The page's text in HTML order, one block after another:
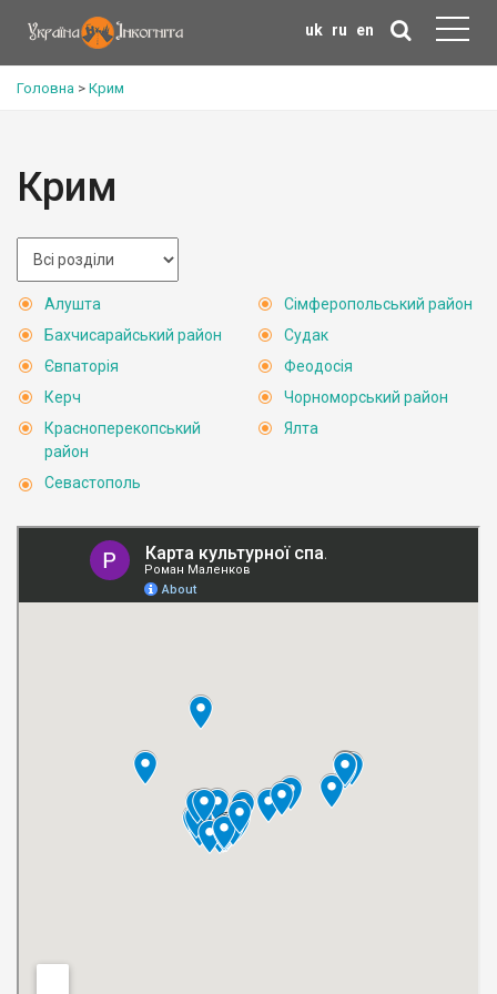
uk ru en
Головна > Крим
Крим
Алушта
Бахчисарайський район
Євпаторія
Керч
Красноперекопський
район
Севастополь
Сімферопольський район
Судак
Феодосія
Чорноморський район
Ялта